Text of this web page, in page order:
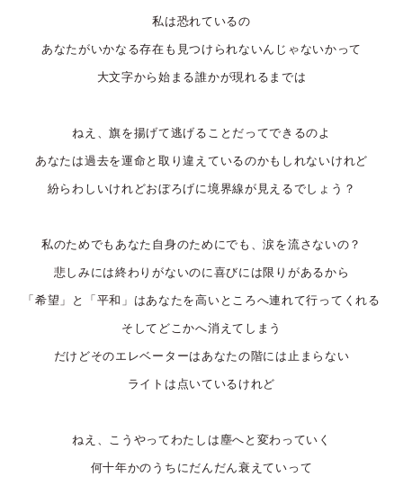
私は恐れているの
あなたがいかなる存在も見つけられないんじゃないかって
大文字から始まる誰かが現れるまでは
ねえ、旗を揚げて逃げることだってできるのよ
あなたは過去を運命と取り違えているのかもしれないけれど
紛らわしいけれどおぼろげに境界線が見えるでしょう？
私のためでもあなた自身のためにでも、涙を流さないの？
悲しみには終わりがないのに喜びには限りがあるから
「希望」と「平和」はあなたを高いところへ連れて行ってくれる
そしてどこかへ消えてしまう
だけどそのエレベーターはあなたの階には止まらない
ライトは点いているけれど
ねえ、こうやってわたしは塵へと変わっていく
何十年かのうちにだんだん衰えていって